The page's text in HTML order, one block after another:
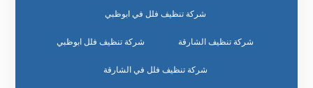
شركة تنظيف فلل في ابوظبي
شركة تنظيف الشارقة شركة تنظيف فلل ابوظبي
شركة تنظيف فلل في الشارقة